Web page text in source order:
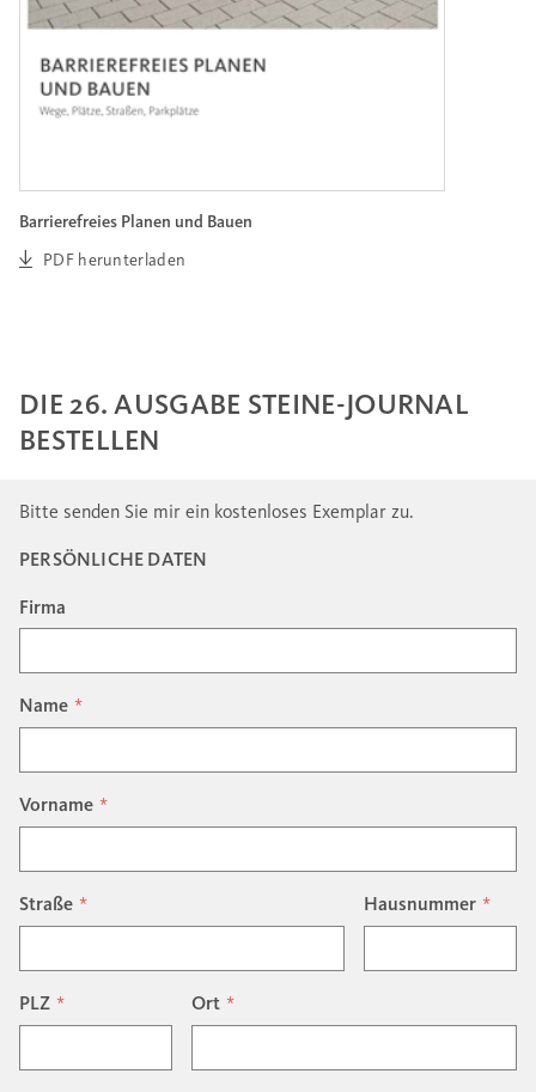
Barrierefreies Planen und Bauen
PDF herunterladen
DIE 26. AUSGABE STEINE-JOURNAL
BESTELLEN
Bitte senden Sie mir ein kostenloses Exemplar zu.
PERSÖNLICHE DATEN
Firma
Name
Vorname
Straße Hausnummer
PLZ Ort